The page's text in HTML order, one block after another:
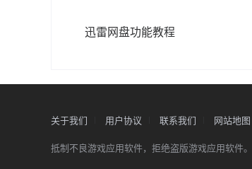
迅雷网盘功能教程
关于我们 用户协议 联系我们 网站地图
抵制不良游戏应用软件，拒绝盗版游戏应用软件